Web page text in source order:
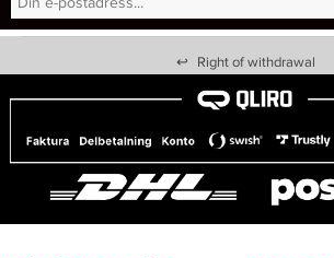
↩ Right of withdrawal